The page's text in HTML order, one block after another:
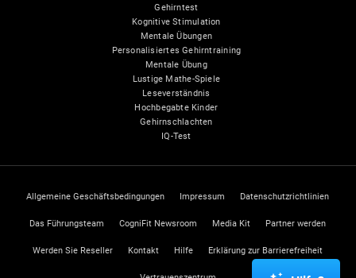
Gehirntest
Kognitive Stimulation
Mentale Übungen
Personalisiertes Gehirntraining
Mentale Übung
Lustige Mathe-Spiele
Leseverständnis
Hochbegabte Kinder
Gehirnschlachten
IQ-Test
Allgemeine Geschäftsbedingungen Impressum Datenschutzrichtlinien
Das Führungsteam CogniFit Newsroom Media Kit Partner werden
Werden Sie Reseller Kontakt Hilfe Erklärung zur Barrierefreiheit